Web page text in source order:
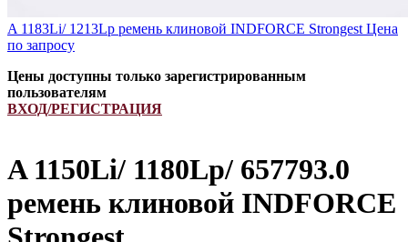
A 1183Li/ 1213Lp ремень клиновой INDFORCE Strongest Цена
по запросу
Цены доступны только зарегистрированным
пользователям
ВХОД/РЕГИСТРАЦИЯ
A 1150Li/ 1180Lp/ 657793.0
ремень клиновой INDFORCE